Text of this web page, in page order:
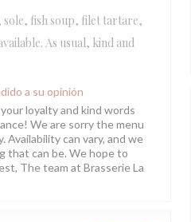
sole, fish soup, filet tartare,
As usual, kind and
a su opinión
loyalty and kind words
We are sorry the menu
can vary, and we
that can be. We hope to
The team at Brasserie La